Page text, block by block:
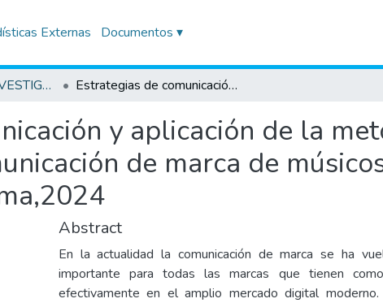
Externas Documentos ▾
TRABAJOS DE INVESTIGACIÓN Estrategias de comunicación y aplicación de la metodología design thinking para la comunicación de marca de músicos emergentes del género Indie Pop. Lima,2024
y aplicación de la
de marca de
Abstract
En la actualidad la comunicación de marca se ha
importante para todas las marcas que tienen
efectivamente en el amplio mercado digital